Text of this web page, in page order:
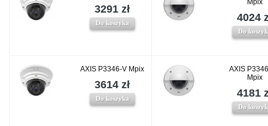
3291 zł
Do koszyka
Mpix
4024
Do
AXIS P3346-V Mpix
3614 zł
Do koszyka
AXIS
Mpix
4181
Do